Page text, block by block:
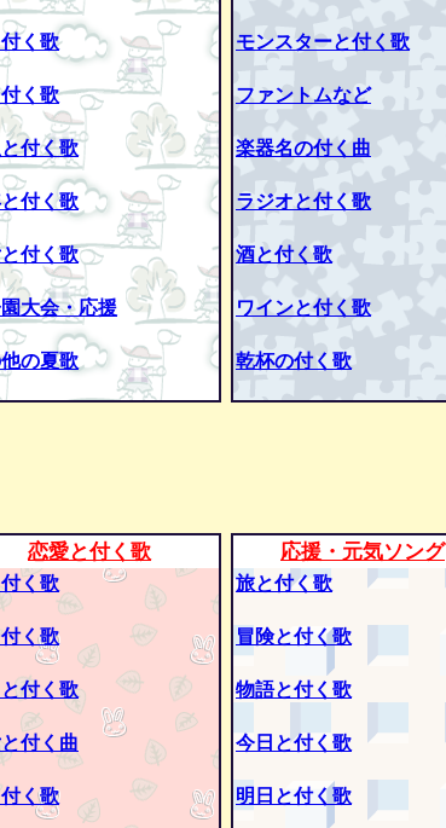
く歌
く歌
付く歌
付く歌
付く歌
大会・応援
の夏歌
モンスターと付く歌
ファントムなど
楽器名の付く曲
ラジオと付く歌
酒と付く歌
ワインと付く歌
乾杯の付く歌
恋愛と付く歌
く歌
く歌
付く歌
付く曲
く歌
応援・元気ソング
旅と付く歌
冒険と付く歌
物語と付く歌
今日と付く歌
明日と付く歌